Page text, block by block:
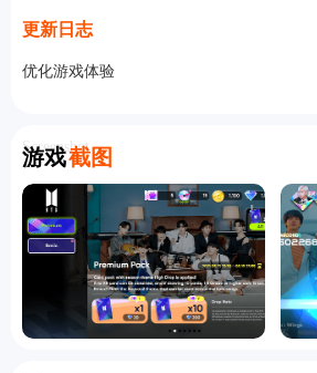
更新日志
优化游戏体验
游戏截图
Screenshot